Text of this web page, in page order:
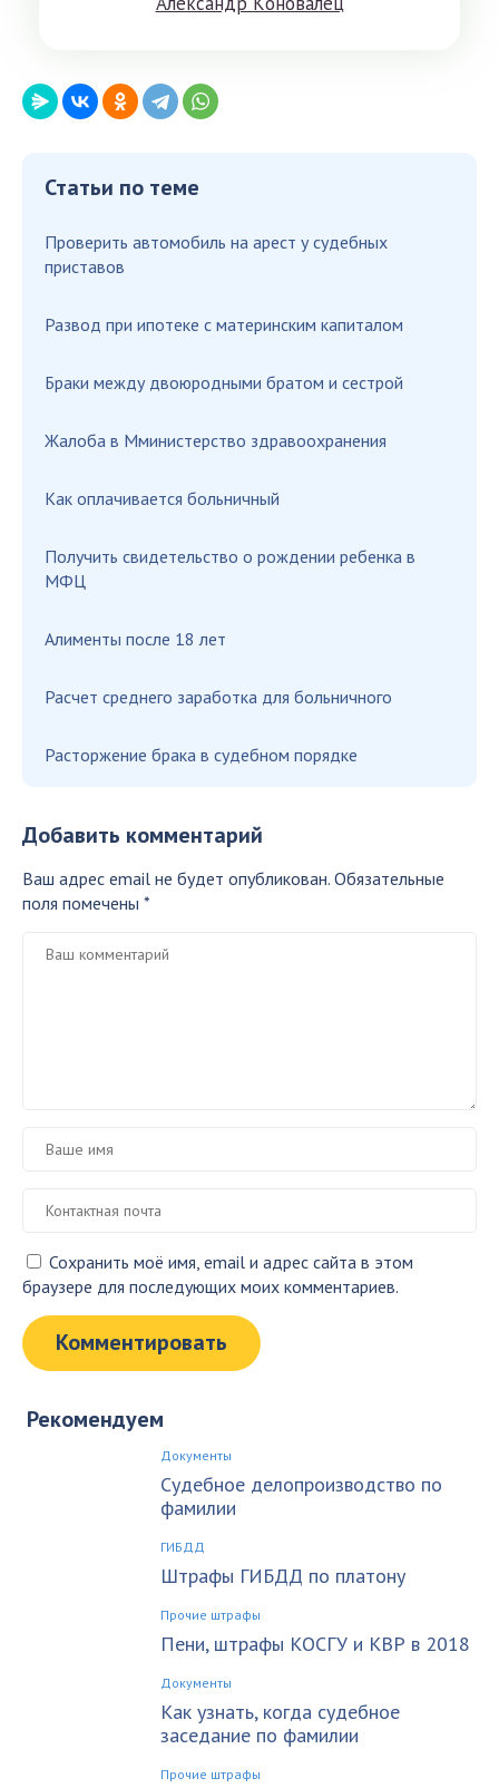
Статьи по теме
Проверить автомобиль на арест у судебных
приставов
Развод при ипотеке с материнским капиталом
Браки между двоюродными братом и сестрой
Жалоба в Мминистерство здравоохранения
Как оплачивается больничный
Получить свидетельство о рождении ребенка в
МФЦ
Алименты после 18 лет
Расчет среднего заработка для больничного
Расторжение брака в судебном порядке
Добавить комментарий
Ваш адрес email не будет опубликован. Обязательные
поля помечены *
Сохранить моё имя, email и адрес сайта в этом
браузере для последующих моих комментариев.
Рекомендуем
Документы
Судебное делопроизводство по
фамилии
ГИБДД
Штрафы ГИБДД по платону
Прочие штрафы
Пени, штрафы КОСГУ и КВР в 2018
Документы
Как узнать, когда судебное
заседание по фамилии
Прочие штрафы